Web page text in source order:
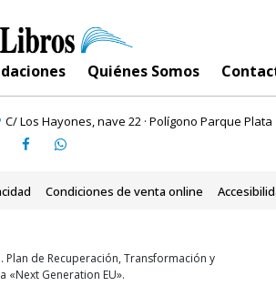
Quiénes Somos
C/ Los Hayones, nave 22 · Polígono Parque
Condiciones de venta online
de Recuperación, Transformación y
«Next Generation EU».